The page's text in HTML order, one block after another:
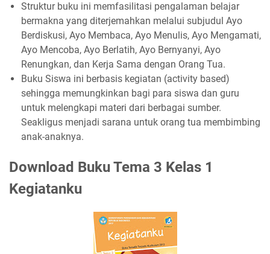
Struktur buku ini memfasilitasi pengalaman belajar
bermakna yang diterjemahkan melalui subjudul Ayo
Berdiskusi, Ayo Membaca, Ayo Menulis, Ayo Mengamati,
Ayo Mencoba, Ayo Berlatih, Ayo Bernyanyi, Ayo
Renungkan, dan Kerja Sama dengan Orang Tua.
Buku Siswa ini berbasis kegiatan (activity based)
sehingga memungkinkan bagi para siswa dan guru
untuk melengkapi materi dari berbagai sumber.
Seakligus menjadi sarana untuk orang tua membimbing
anak-anaknya.
Download Buku Tema 3 Kelas 1
Kegiatanku